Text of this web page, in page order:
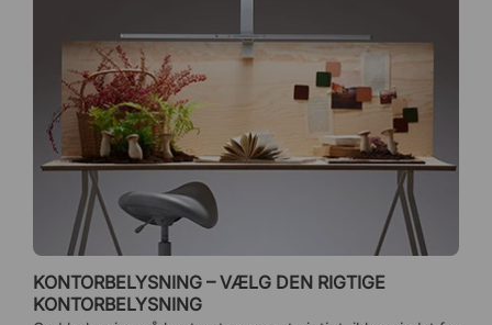
KONTORBELYSNING – VÆLG DEN RIGTIGE
KONTORBELYSNING